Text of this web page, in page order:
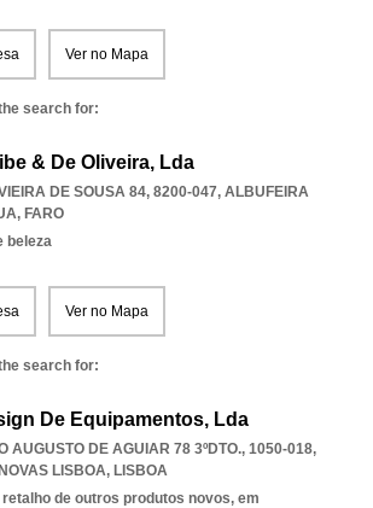
Ver no Mapa
search for:
& De Oliveira, Lda
DE SOUSA 84, 8200-047, ALBUFEIRA
, FARO
beleza
Ver no Mapa
search for:
De Equipamentos, Lda
AUGUSTO DE AGUIAR 78 3ºDTO., 1050-018,
LISBOA, LISBOA
de outros produtos novos, em